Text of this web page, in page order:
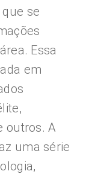
se
Essa
em
outros. A
uma série